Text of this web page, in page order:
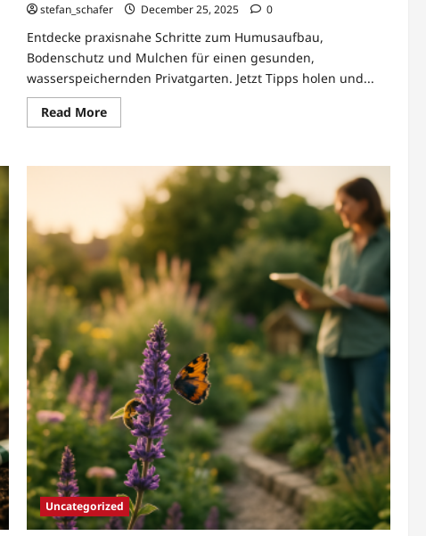
stefan_schafer December 25, 2025 0
Entdecke praxisnahe Schritte zum Humusaufbau,
Bodenschutz und Mulchen für einen gesunden,
wasserspeichernden Privatgarten. Jetzt Tipps holen und...
Read MoreRead
more
Bodenschutz
naturnahe
Gartenkonzepte
von
Economics
of
Nature
Uncategorized